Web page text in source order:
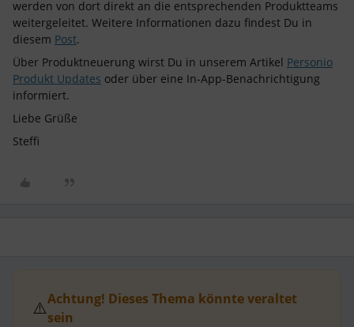
werden von dort direkt an die entsprechenden Produktteams
weitergeleitet. Weitere Informationen dazu findest Du in
diesem Post.
Über Produktneuerung wirst Du in unserem Artikel Personio
Produkt Updates oder über eine In-App-Benachrichtigung
informiert.
Liebe Grüße
Steffi
⚠️Achtung! Dieses Thema könnte veraltet
sein